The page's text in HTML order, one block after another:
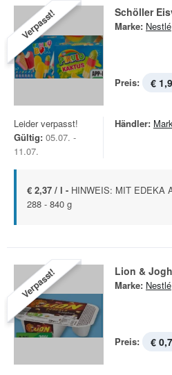
Verpasst! Schöller
Marke: Nestlé
Preis: €
Leider verpasst!
Gültig: 05.07. -
11.07.
Händler:
€ 2,37 / l - HINWEIS: MIT EDEKA
288 - 840 g
Verpasst! Lion &
Marke: Nestlé
Preis: €